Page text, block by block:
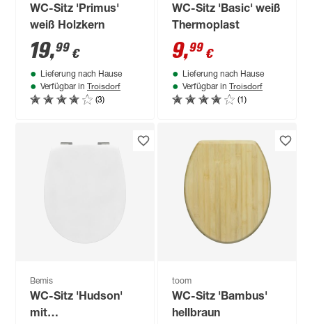
WC-Sitz 'Primus'
weiß Holzkern
19,99 €
Lieferung nach Hause
Verfügbar in Troisdorf
(3)
WC-Sitz 'Basic' weiß
Thermoplast
9,99 €
Lieferung nach Hause
Verfügbar in Troisdorf
(1)
Bemis
WC-Sitz 'Hudson'
mit
toom
WC-Sitz 'Bambus'
hellbraun